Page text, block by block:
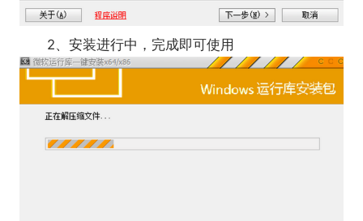
2、安装进行中，完成即可使用